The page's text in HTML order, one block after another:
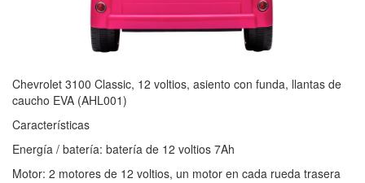
Chevrolet 3100 Classic, 12 voltios, asiento con funda, llantas de
caucho EVA (AHL001)
Características
Energía / batería: batería de 12 voltios 7Ah
Motor: 2 motores de 12 voltios, un motor en cada rueda trasera